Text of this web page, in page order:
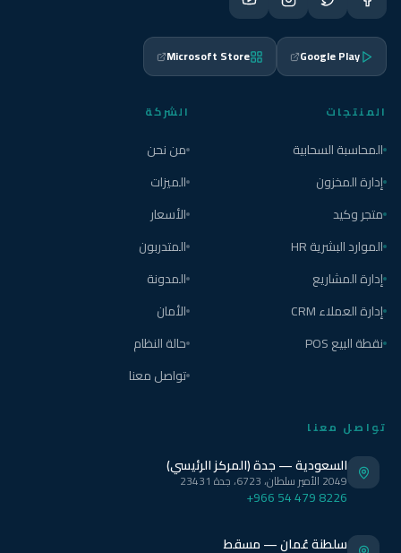
Google Play
Microsoft Store
المنتجات
المحاسبة السحابية
إدارة المخزون
متجر وكيد
الموارد البشرية HR
إدارة المشاريع
إدارة العملاء CRM
نقطة البيع POS
الشركة
من نحن
الميزات
الأسعار
المتدربون
المدونة
الأمان
حالة النظام
تواصل معنا
تواصل معنا
السعودية — جدة (المركز الرئيسي)
2049 الأمير سلطان، 6723، جدة 23431
+966 54 479 8226
سلطنة عُمان — مسقط